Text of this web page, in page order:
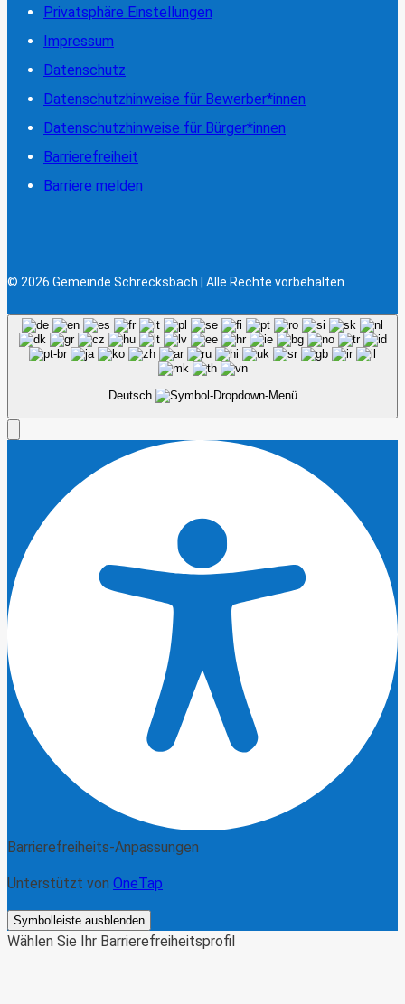
Privatsphäre Einstellungen
Impressum
Datenschutz
Datenschutzhinweise für Bewerber*innen
Datenschutzhinweise für Bürger*innen
Barrierefreiheit
Barriere melden
© 2026 Gemeinde Schrecksbach | Alle Rechte vorbehalten
Deutsch
Barrierefreiheits-Anpassungen
Unterstützt von OneTap
Symbolleiste ausblenden
Wählen Sie Ihr Barrierefreiheitsprofil